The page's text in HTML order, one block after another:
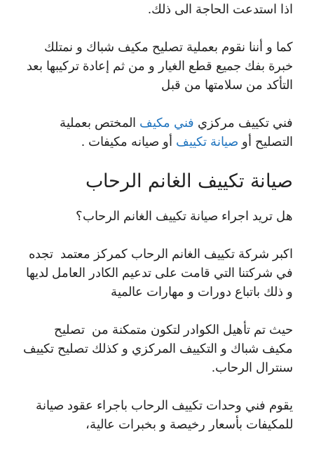
اذا استدعت الحاجة الى ذلك.
كما و أننا نقوم بعملية تصليح مكيف شباك و نمتلك
خبرة بفك جميع قطع الغيار و من ثم إعادة تركيبها بعد
التأكد من سلامتها من قبل
فني تكييف مركزي فني مكيف المختص بعملية
التصليح أو صيانة تكييف أو صيانه مكيفات .
صيانة تكييف الغانم الرحاب
هل تريد اجراء صيانة تكييف الغانم الرحاب؟
اكبر شركة تكييف الغانم الرحاب كمركز معتمد تجده
في شركتنا التي قامت على تدعيم الكادر العامل لديها
و ذلك باتباع دورات و مهارات عالمية
حيث تم تأهيل الكوادر لتكون متمكنة من تصليح
مكيف شباك و التكييف المركزي و كذلك تصليح تكييف
سنترال الرحاب.
يقوم فني وحدات تكييف الرحاب باجراء عقود صيانة
للمكيفات بأسعار رخيصة و بخبرات عالية،